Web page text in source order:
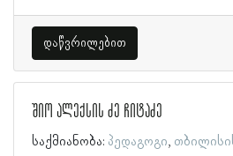
დაწვრილებით
შიო ალექსის ძე ჩიტაძე
საქმიანობა: პედაგოგი